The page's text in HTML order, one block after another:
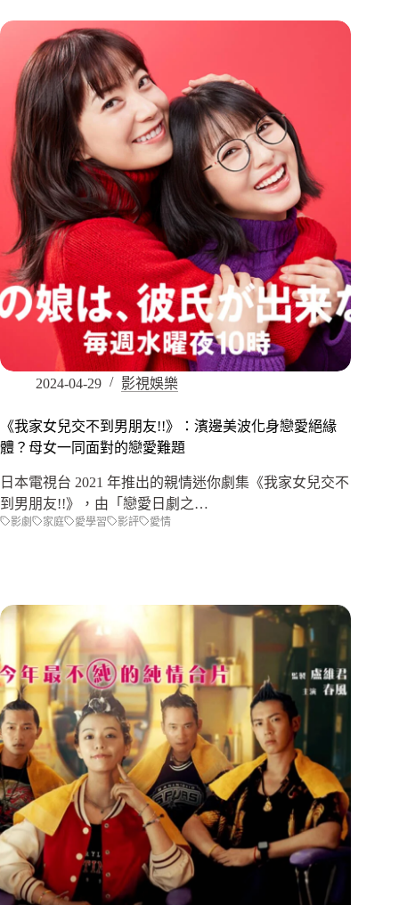
2024-04-29 影視娛樂
《我家女兒交不到男朋友!!》：濱邊美波化身戀愛絕緣
體？母女一同面對的戀愛難題
日本電視台 2021 年推出的親情迷你劇集《我家女兒交不
到男朋友!!》，由「戀愛日劇之…
影劇 家庭 愛學習 影評 愛情